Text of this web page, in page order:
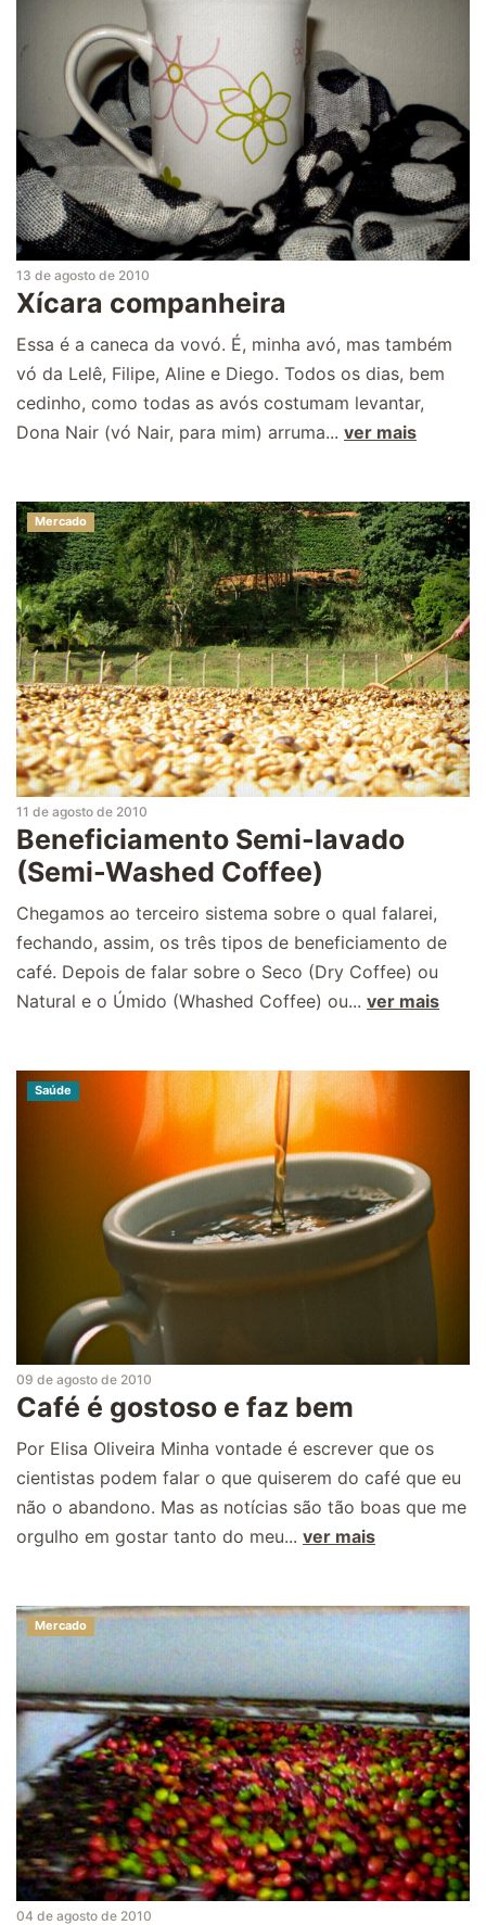
13 de agosto de 2010
Xícara companheira
Essa é a caneca da vovó. É, minha avó, mas também
vó da Lelê, Filipe, Aline e Diego. Todos os dias, bem
cedinho, como todas as avós costumam levantar,
Dona Nair (vó Nair, para mim) arruma... ver mais
Mercado
11 de agosto de 2010
Beneficiamento Semi-lavado
(Semi-Washed Coffee)
Chegamos ao terceiro sistema sobre o qual falarei,
fechando, assim, os três tipos de beneficiamento de
café. Depois de falar sobre o Seco (Dry Coffee) ou
Natural e o Úmido (Whashed Coffee) ou... ver mais
Saúde
09 de agosto de 2010
Café é gostoso e faz bem
Por Elisa Oliveira Minha vontade é escrever que os
cientistas podem falar o que quiserem do café que eu
não o abandono. Mas as notícias são tão boas que me
orgulho em gostar tanto do meu... ver mais
Mercado
04 de agosto de 2010